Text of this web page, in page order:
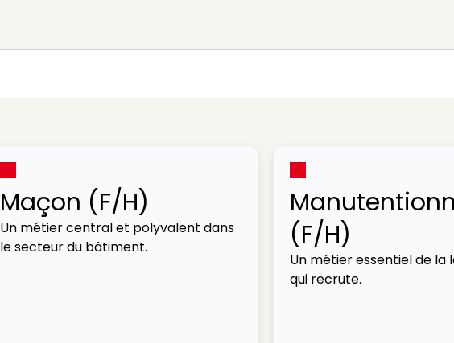
Maçon (F/H)
Un métier central et polyvalent dans
le secteur du bâtiment.
(F/H)
Un métier essentiel de la
qui recrute.